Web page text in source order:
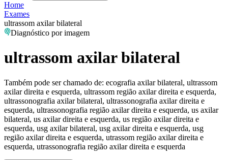
Home
Exames
ultrassom axilar bilateral
Diagnóstico por imagem
ultrassom axilar bilateral
Também pode ser chamado de: ecografia axilar bilateral, ultrassom
axilar direita e esquerda, ultrassom região axilar direita e esquerda,
ultrassonografia axilar bilateral, ultrassonografia axilar direita e
esquerda, ultrassonografia região axilar direita e esquerda, us axilar
bilateral, us axilar direita e esquerda, us região axilar direita e
esquerda, usg axilar bilateral, usg axilar direita e esquerda, usg
região axilar direita e esquerda, utrassom região axilar direita e
esquerda, utrassonografia região axilar direita e esquerda